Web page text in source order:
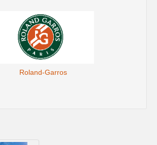
Roland-Garros